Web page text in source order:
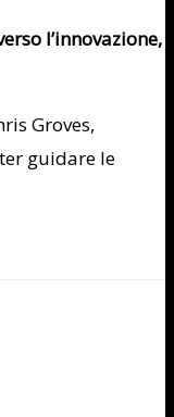
l’innovazione,
Groves,
guidare le